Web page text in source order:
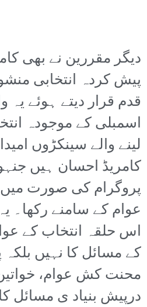
دیگر مقررین نے بھی
پیش کردہ انتخابی
قدم قرار دیتے ہوئے
اسمبلی کے موجودہ
لینے والے سینکڑوں
کامریڈ احسان ہیں
پروگرام کی صورت میں
عوام کے سامنے
اس حلقہ انتخاب کے
کے مسائل کا نہیں
محنت کش عوام،
درپیش بنیاد ی مسائل